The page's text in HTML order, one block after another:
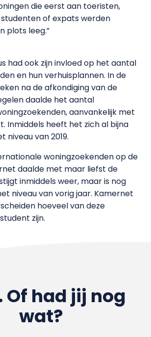
die eerst aan toeristen,
of expats werden
plots leeg.”
had ook zijn invloed op het aantal
en hun verhuisplannen. In de
na de afkondiging van de
daalde het aantal
aanvankelijk met
Inmiddels heeft het zich al bijna
niveau van 2019.
woningzoekenden op de
daalde met maar liefst de
inmiddels weer, maar is nog
niveau van vorig jaar. Kamernet
hoeveel van deze
zijn.
Of had jij nog
wat?